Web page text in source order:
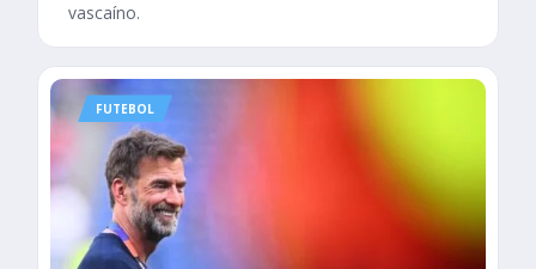
vascaíno.
FUTEBOL